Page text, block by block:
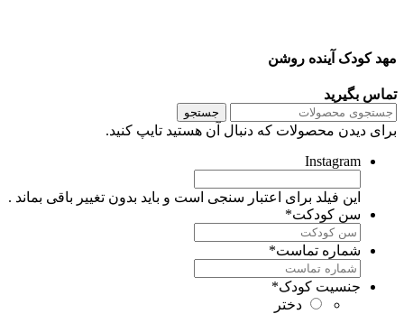
کودک آینده روشن
بگیرید
جستجو
دیدن محصولات که دنبال آن هستید تایپ کنید.
Instagram
این فیلد برای اعتبار سنجی است و باید بدون تغییر باقی بماند .
سن کودکت*
شماره تماست*
جنسیت کودک*
دختر